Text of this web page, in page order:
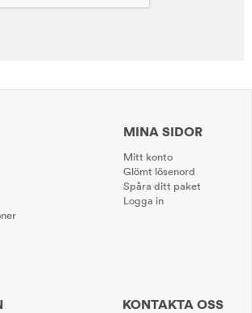
MINA SIDOR
Mitt konto
Glömt lösenord
Spåra ditt paket
Logga in
KONTAKTA OSS